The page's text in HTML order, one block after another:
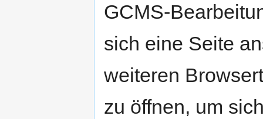
GCMS-
sich eine Seite
weiteren
zu öffnen, um